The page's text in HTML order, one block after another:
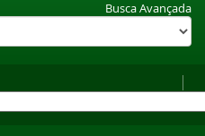
Busca Avançada